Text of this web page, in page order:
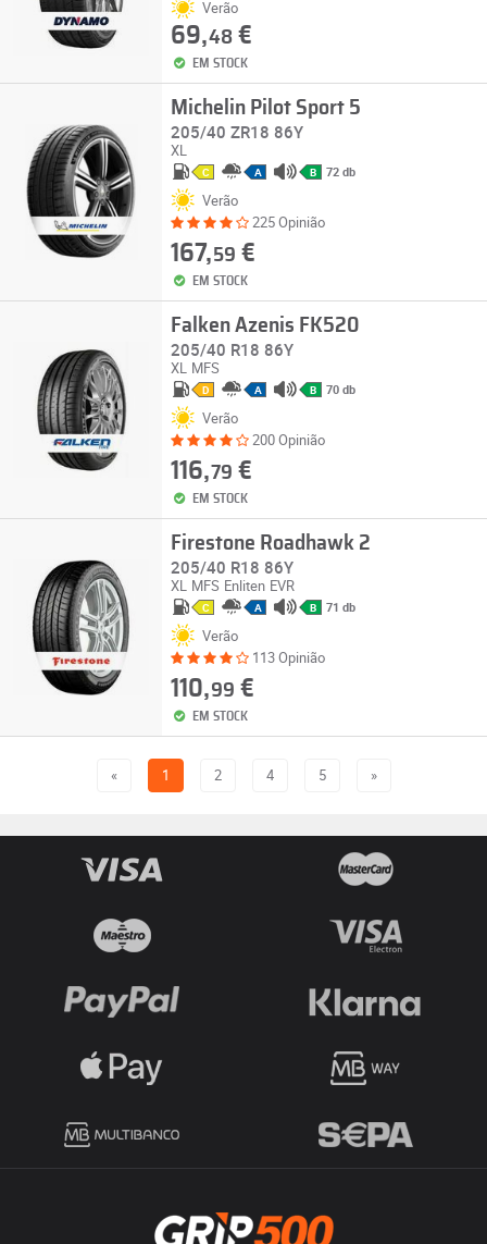
Verão
69,48€
EM STOCK
Michelin Pilot Sport 5
205/40 ZR18 86Y
XL
C A B 72 db
Verão
225 Opinião
167,59 €
EM STOCK
Falken Azenis FK520
205/40 R18 86Y
XL MFS
D A B 70 db
Verão
200 Opinião
116,79 €
EM STOCK
Firestone Roadhawk 2
205/40 R18 86Y
XL MFS Enliten EVR
C A B 71 db
Verão
113 Opinião
110,99 €
EM STOCK
« 1 2 4 5 »